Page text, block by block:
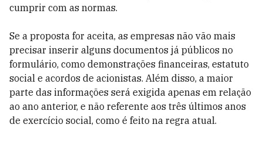
cumprir com as normas.
Se a proposta for aceita, as empresas não vão mais
precisar inserir alguns documentos já públicos no
formulário, como demonstrações financeiras, estatuto
social e acordos de acionistas. Além disso, a maior
parte das informações será exigida apenas em relação
ao ano anterior, e não referente aos três últimos anos
de exercício social, como é feito na regra atual.